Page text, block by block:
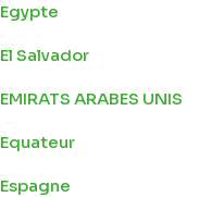
Egypte
El Salvador
EMIRATS ARABES UNIS
Equateur
Espagne